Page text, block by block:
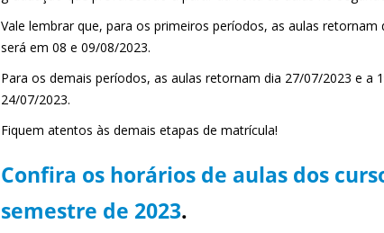
Vale lembrar que, para os primeiros períodos, as aulas
será em 08 e 09/08/2023.
Para os demais períodos, as aulas retornam dia 27/07/2023 e a
24/07/2023.
Fiquem atentos às demais etapas de matrícula!
Confira os horários de aulas dos
semestre de 2023.